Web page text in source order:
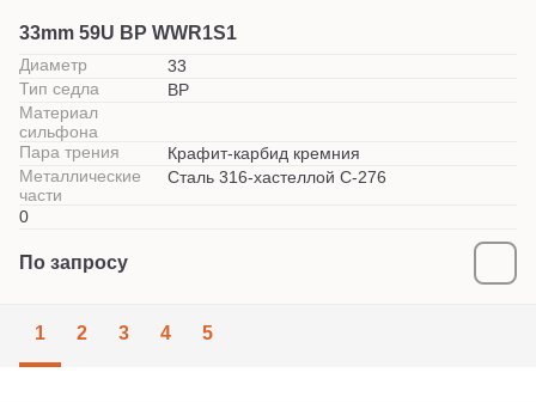
33mm 59U BP WWR1S1
Диаметр
33
Тип седла
BP
Материал
сильфона
Пара трения
Крафит-карбид кремния
Металлические
части
Сталь 316-хастеллой С-276
0
По запросу
1 2 3 4 5